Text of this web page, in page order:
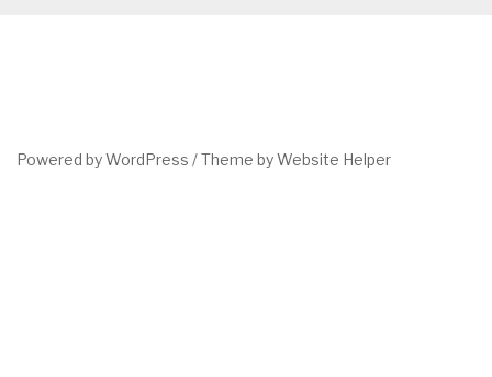
Powered by WordPress /Theme by Website Helper